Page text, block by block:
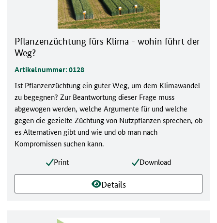
Pflanzenzüchtung fürs Klima - wohin führt der
Weg?
Artikelnummer: 0128
Ist Pflanzenzüchtung ein guter Weg, um dem Klimawandel
zu begegnen? Zur Beantwortung dieser Frage muss
abgewogen werden, welche Argumente für und welche
gegen die gezielte Züchtung von Nutzpflanzen sprechen, ob
es Alternativen gibt und wie und ob man nach
Kompromissen suchen kann.
Print
Download
Details